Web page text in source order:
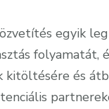
egyik
folyamatát,
kitöltésére és